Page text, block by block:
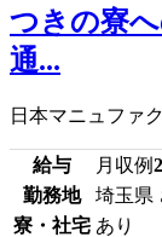
つきの寮
通...
日本マニュファ
給与 月収例
勤務地
埼玉県
寮・社宅 あり